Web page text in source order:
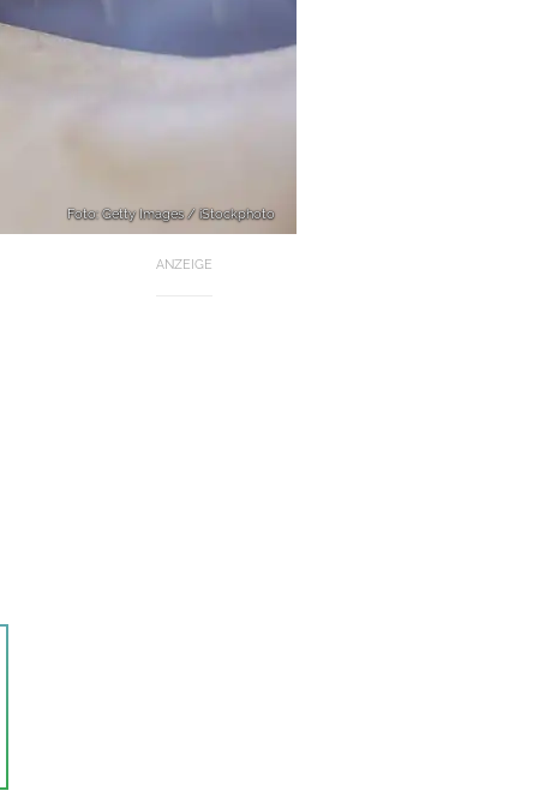
Foto: Getty Images / iStockphoto
ANZEIGE